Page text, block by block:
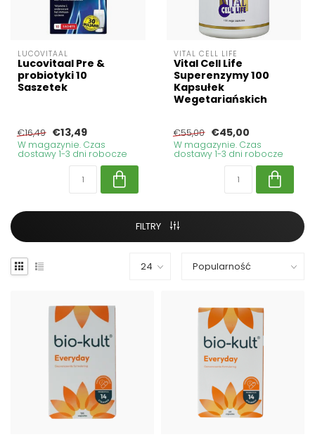
LUCOVITAAL
Lucovitaal Pre &
probiotyki 10
Saszetek
€16,49 €13,49
W magazynie. Czas
dostawy 1-3 dni robocze
VITAL CELL LIFE
Vital Cell Life
Superenzymy 100
Kapsułek
Wegetariańskich
€55,00 €45,00
W magazynie. Czas
dostawy 1-3 dni robocze
FILTRY